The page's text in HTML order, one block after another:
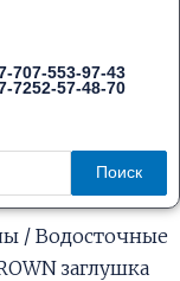
707-553-97-43
7252-57-48-70
Поиск
/ Водосточные
заглушка